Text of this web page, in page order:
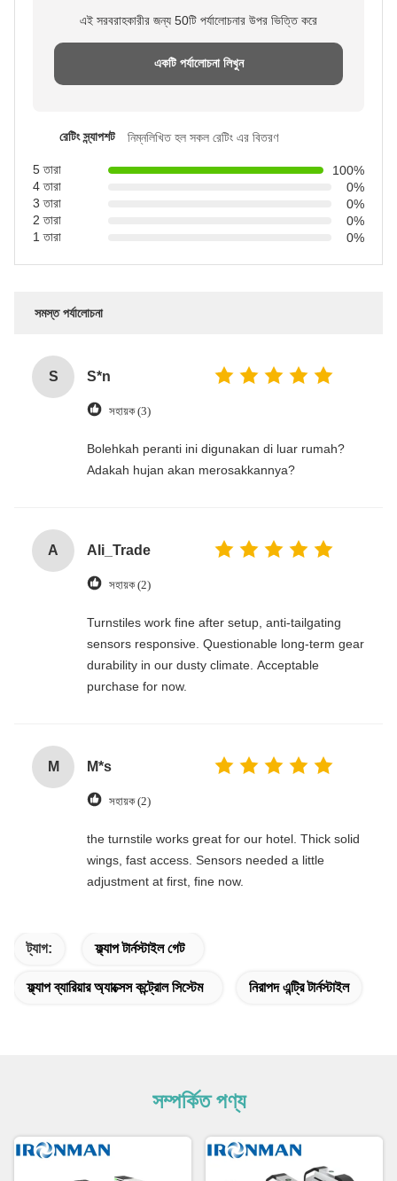
এই সরবরাহকারীর জন্য 50টি পর্যালোচনার উপর ভিত্তি করে
একটি পর্যালোচনা লিখুন
রেটিং স্ন্যাপশট নিম্নলিখিত হল সকল রেটিং এর বিতরণ
5 তারা
100%
4 তারা
0%
3 তারা
0%
2 তারা
0%
1 তারা
0%
সমস্ত পর্যালোচনা
S S*n
সহায়ক (3)
‌Bolehkah peranti ini digunakan di luar rumah?
Adakah hujan akan merosakkannya?
A Ali_Trade
সহায়ক (2)
Turnstiles work fine after setup, anti-tailgating
sensors responsive. Questionable long-term gear
durability in our dusty climate. Acceptable
purchase for now.
M M*s
সহায়ক (2)
the turnstile works great for our hotel. Thick solid
wings, fast access. Sensors needed a little
adjustment at first, fine now.
ট্যাগ: ফ্ল্যাপ টার্নস্টাইল গেট
ফ্ল্যাপ ব্যারিয়ার অ্যাক্সেস কন্ট্রোল সিস্টেম নিরাপদ এন্ট্রি টার্নস্টাইল
সম্পর্কিত পণ্য